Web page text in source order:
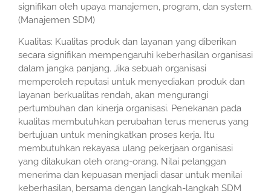
signifikan oleh upaya manajemen, program, dan system.
(Manajemen SDM)
Kualitas: Kualitas produk dan layanan yang diberikan
secara signifikan mempengaruhi keberhasilan organisasi
dalam jangka panjang. Jika sebuah organisasi
memperoleh reputasi untuk menyediakan produk dan
layanan berkualitas rendah, akan mengurangi
pertumbuhan dan kinerja organisasi. Penekanan pada
kualitas membutuhkan perubahan terus menerus yang
bertujuan untuk meningkatkan proses kerja. Itu
membutuhkan rekayasa ulang pekerjaan organisasi
yang dilakukan oleh orang-orang. Nilai pelanggan
menerima dan kepuasan menjadi dasar untuk menilai
keberhasilan, bersama dengan langkah-langkah SDM